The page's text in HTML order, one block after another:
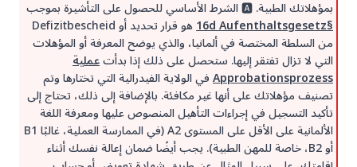
بمؤهلاتك الطبية. 🅰️ الشرط الأساسي للحصول على التأشيرة بموجب
§16d Aufenthaltsgesetz هو قرار تحديد أو Defizitbescheid
من السلطة المختصة في ألمانيا، والذي يوضح المعرفة أو المؤهلات
التي لا تزال تفتقر إليها. ستحصل على ذلك إذا بدأتعملية
Approbationsprozessفي الولاية الفيدرالية التي تختارها وتم
تصنيف مؤهلاتك على أنها غير مكافئة. بالإضافة إلى ذلك، تحتاج إلى
تأكيد التسجيل في إجراءات التأهيل المنصوص عليها ومعرفة اللغة
الألمانية على الأقل على المستوى A2 (في الممارسة العملية، غالبًا B1
أو B2، خاصة للمهن الطبية). يجب أيضًا ضمان إعالة نفسك أثناء